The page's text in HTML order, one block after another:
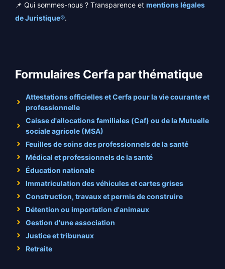
📌 Qui sommes-nous ? Transparence et mentions légales
de Juristique®.
Formulaires Cerfa par thématique
Attestations officielles et Cerfa pour la vie courante et
professionnelle
Caisse d'allocations familiales (Caf) ou de la Mutuelle
sociale agricole (MSA)
Feuilles de soins des professionnels de la santé
Médical et professionnels de la santé
Éducation nationale
Immatriculation des véhicules et cartes grises
Construction, travaux et permis de construire
Détention ou importation d'animaux
Gestion d'une association
Justice et tribunaux
Retraite